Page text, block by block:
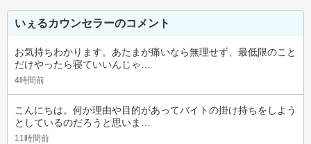
いぇるカウンセラーのコメント
お気持ちわかります。あたまが痛いなら無理せず、最低限のこと
だけやったら寝ていいんじゃ…
4時間前
こんにちは。何か理由や目的があってバイトの掛け持ちをしよう
としているのだろうと思いま…
11時間前